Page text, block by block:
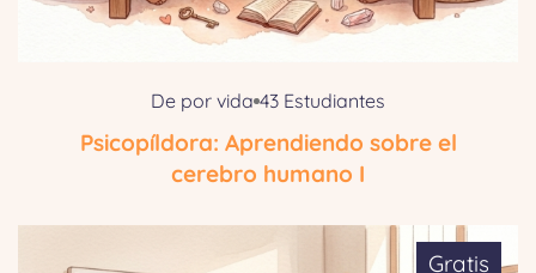
De por vida 43 Estudiantes
Psicopíldora: Aprendiendo sobre el
cerebro humano I
Gratis